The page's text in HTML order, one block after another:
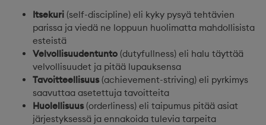
Itsekuri (self-discipline) eli kyky pysyä tehtävien
parissa ja viedä ne loppuun huolimatta mahdollisista
esteistä
Velvollisuudentunto (dutyfullness) eli halu täyttää
velvollisuudet ja pitää lupauksensa
Tavoitteellisuus(achievement-striving) eli pyrkimys
saavuttaa asetettuja tavoitteita
Huolellisuus(orderliness) eli taipumus pitää asiat
järjestyksessä ja ennakoida tulevia tarpeita